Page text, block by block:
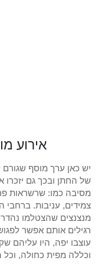
אירוע
יש כאן ערך מוסף שגורם
של החתן ובכך גם יזכרו
מסיבה כמו: שרשראות
צמידים, עניבות. ברחבי
מנצנצים שהצטלמו
רגילים אותם אפשר
עוצבו יפה, היו עליהם
וכללה מפית כחולה,